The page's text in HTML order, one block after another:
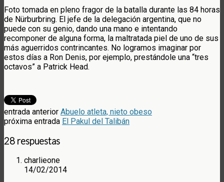
Foto tomada en pleno fragor de la batalla durante las 84 horas
de Nürburbring. El jefe de la delegación argentina, que no
puede con su genio, dando una mano e intentando
recomponer de alguna forma, la maltratada piel de uno de sus
más aguerridos contrincantes. No logramos imaginar por
estos días a Ron Denis, por ejemplo, prestándole una “tres
octavos” a Patrick Head.
entrada anterior Abuelo atleta, nieto obeso
próxima entrada El Pakul del Talibán
28 respuestas
charlieone
14/02/2014